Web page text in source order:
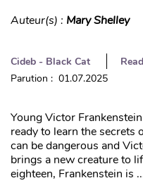
Auteur(s) : Mary Shelley
Cideb - Black Cat
Parution : 01.07.2025
Young Victor
ready to learn the secrets
can be dangerous and
brings a new creature to
eighteen, Frankenstein is